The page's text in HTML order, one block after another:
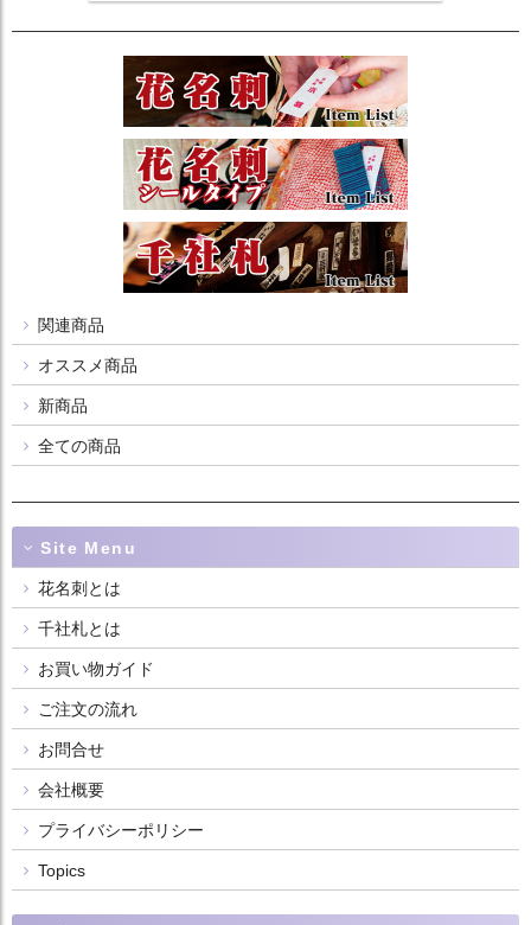
関連商品
オススメ商品
新商品
全ての商品
Site Menu
花名刺とは
千社札とは
お買い物ガイド
ご注文の流れ
お問合せ
会社概要
プライバシーポリシー
Topics